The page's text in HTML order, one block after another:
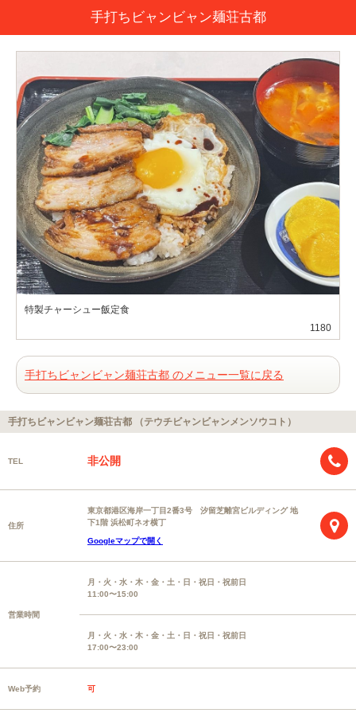
手打ちビャンビャン麺荘古都
特製チャーシュー飯定食
1180
手打ちビャンビャン麺荘古都 のメニュー一覧に戻る
手打ちビャンビャン麺荘古都 （テウチビャンビャンメンソウコト）
TEL 非公開
住所
東京都港区海岸一丁目2番3号 汐留芝離宮ビルディング 地
下1階 浜松町ネオ横丁
Googleマップで開く
営業時間
月・火・水・木・金・土・日・祝日・祝前日
11:00〜15:00
月・火・水・木・金・土・日・祝日・祝前日
17:00〜23:00
Web予約 可